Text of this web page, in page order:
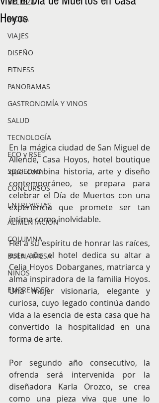
MODA
VIAJES
DISEÑO
FITNESS
PANORAMAS
GASTRONOMÍA Y VINOS
SALUD
TECNOLOGÍA
ECO y RSE
SOCIEDAD
CONCURSOS
ENTREVISTAS
ALIMENTACIÓN
COLUMNA
BUENA MESA
NIÑOS
EMPRENDER
Hoyos
En la mágica ciudad de San Miguel de
Allende, Casa Hoyos, hotel boutique
que combina historia, arte y diseño
contemporáneo, se prepara para
celebrar el Día de Muertos con una
experiencia que promete ser tan
íntima como inolvidable.
Fiel a su espíritu de honrar las raíces,
este año el hotel dedica su altar a
Celia Hoyos Dobarganes, matriarca y
alma inspiradora de la familia Hoyos.
Una mujer visionaria, elegante y
curiosa, cuyo legado continúa dando
vida a la esencia de esta casa que ha
convertido la hospitalidad en una
forma de arte.
Por segundo año consecutivo, la
ofrenda será intervenida por la
diseñadora Karla Orozco, se crea
como una pieza viva que une lo